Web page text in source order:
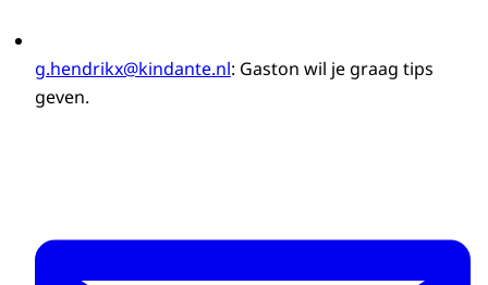
g.hendrikx@kindante.nl: Gaston wil je graag tips
geven.